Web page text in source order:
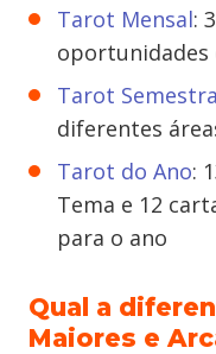
Tarot Mensal:
oportunidades
Tarot
diferentes
Tarot do Ano:
Tema e 12
para o ano
Qual a
Maiores e